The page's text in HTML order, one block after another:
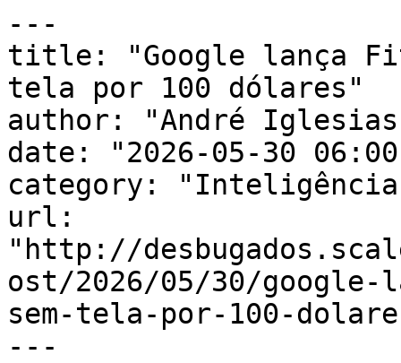
---
title: "Google lança
tela por 100 dólares"
author: "André
date: "2026-05-30
category:
url:
"http://
ost/2026/05/30/
sem-tela-por-100-
---